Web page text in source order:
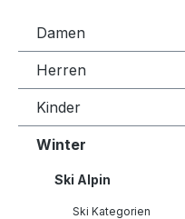
Damen
Herren
Kinder
Winter
Ski Alpin
Ski Kategorien